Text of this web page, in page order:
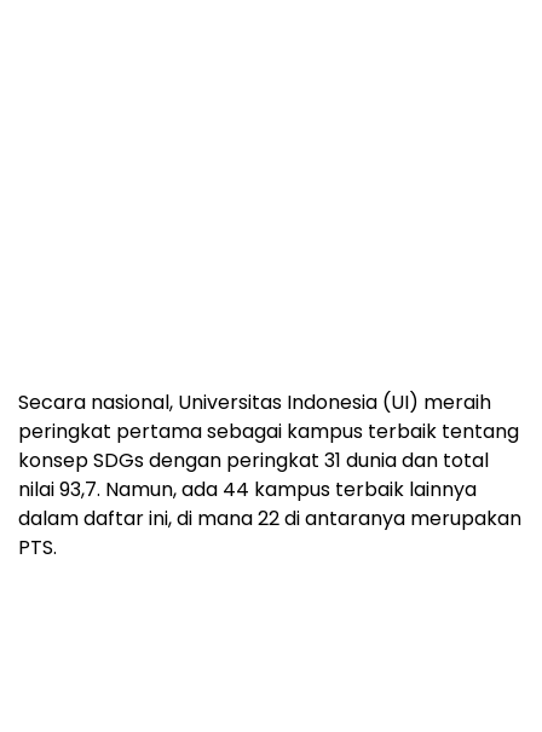
Secara nasional, Universitas Indonesia (UI) meraih
peringkat pertama sebagai kampus terbaik tentang
konsep SDGs dengan peringkat 31 dunia dan total
nilai 93,7. Namun, ada 44 kampus terbaik lainnya
dalam daftar ini, di mana 22 di antaranya merupakan
PTS.